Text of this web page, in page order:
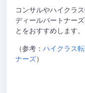
コンサルやハイクラ
ディールパートナー
とをおすすめします。
（参考： ハイクラス
ナーズ）